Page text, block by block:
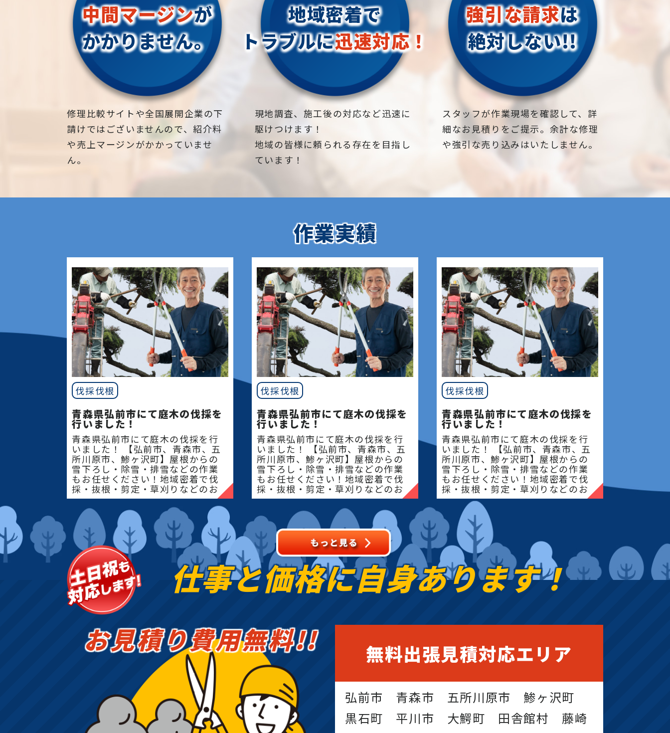
中間マージンが
かかりません。
修理比較サイトや全国展開企業の下
請けではございませんので、紹介料
や売上マージンがかかっていませ
ん。
地域密着で
トラブルに迅速対応！
現地調査、施工後の対応など迅速に
駆けつけます！
地域の皆様に頼られる存在を目指し
ています！
強引な請求は
絶対しない!!
スタッフが作業現場を確認して、詳
細なお見積りをご提示。余計な修理
や強引な売り込みはいたしません。
作業実績
伐採伐根
青森県弘前市にて庭木の伐採を
行いました！
青森県弘前市にて庭木の伐採を行
いました！ 【弘前市、青森市、五
所川原市、鯵ヶ沢町】屋根からの
雪下ろし・除雪・排雪などの作業
もお任せください！地域密着で伐
採・抜根・剪定・草刈りなどのお
庭のこと、造園・
伐採伐根
青森県弘前市にて庭木の伐採を
行いました！
青森県弘前市にて庭木の伐採を行
いました！ 【弘前市、青森市、五
所川原市、鯵ヶ沢町】屋根からの
雪下ろし・除雪・排雪などの作業
もお任せください！地域密着で伐
採・抜根・剪定・草刈りなどのお
庭のこと、造園・
伐採伐根
青森県弘前市にて庭木の伐採を
行いました！
青森県弘前市にて庭木の伐採を行
いました！ 【弘前市、青森市、五
所川原市、鯵ヶ沢町】屋根からの
雪下ろし・除雪・排雪などの作業
もお任せください！地域密着で伐
採・抜根・剪定・草刈りなどのお
庭のこと、造園・
仕事と価格に自身あります！
お見積り費用無料!! 無料出張見積対応エリア
弘前市 青森市 五所川原市 鯵ヶ沢町
黒石町 平川市 大鰐町 田舎館村 藤崎